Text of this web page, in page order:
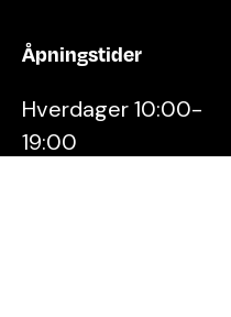
Åpningstider
Hverdager 10:00-
19:00